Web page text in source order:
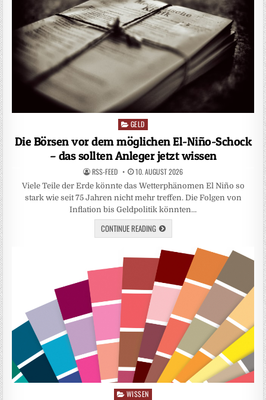
Posted
GELD
Die Börsen vor dem möglichen El-Niño-Schock
– das sollten Anleger jetzt wissen
RSS-FEED 10. AUGUST 2026
Viele Teile der Erde könnte das Wetterphänomen El Niño so
stark wie seit 75 Jahren nicht mehr treffen. Die Folgen von
Inflation bis Geldpolitik könnten…
CONTINUE READING
Posted
WISSEN